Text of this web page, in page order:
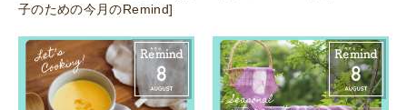
子のための今月のRemind]